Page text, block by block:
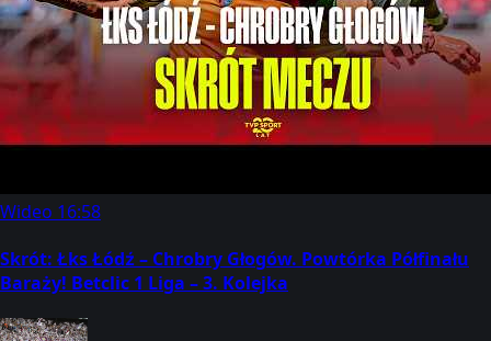
Wideo 16:58
Skrót: Łks Łódź – Chrobry Głogów. Powtórka Półfinału
Baraży! Betclic 1 Liga – 3. Kolejka